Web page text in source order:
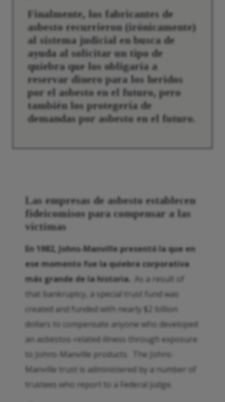
Finalmente, los fabricantes de
asbesto recurrieron (irónicamente)
al sistema judicial en busca de
ayuda al solicitar un tipo de
quiebra que los obligaría a
reservar dinero para los heridos
por el asbesto en el futuro, pero
también los protegería de
demandas por asbesto en el futuro.
Las empresas de asbesto establecen
fideicomisos para compensar a las
víctimas
En 1982, Johns-Manville presentó la que en
ese momento fue la quiebra corporativa
más grande de la historia. As a result of
that bankruptcy, a special trust fund was
created and funded with nearly $2 billion
dollars to compensate anyone who developed
an asbestos-related illness through exposure
to Johns-Manville products. The Johns-
Manville trust is administered by a number of
trustees who report to a Federal judge.